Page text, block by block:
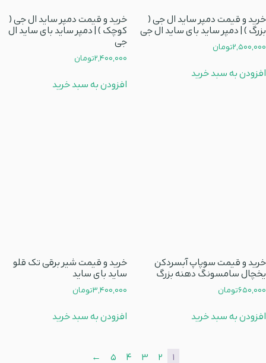
خرید و قیمت دمپر ساید ال جی (
بزرگ ) | دمپر ساید بای ساید ال جی
2,500,000تومان
افزودن به سبد خرید
خرید و قیمت دمپر ساید ال جی (
کوچک ) | دمپر ساید بای ساید ال
جی
2,400,000تومان
افزودن به سبد خرید
خرید و قیمت سوپاپ آبسردکن
یخچال سامسونگ دهنه بزرگ
650,000تومان
افزودن به سبد خرید
خرید و قیمت شیر برقی تک قلو
ساید بای ساید
3,400,000تومان
افزودن به سبد خرید
1
2
3
4
5
←